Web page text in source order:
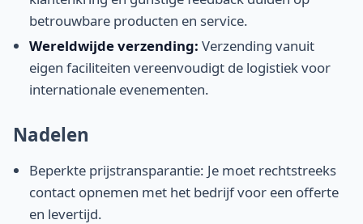
betrouwbare producten en service.
Wereldwijde verzending: Verzending vanuit
eigen faciliteiten vereenvoudigt de logistiek voor
internationale evenementen.
Nadelen
Beperkte prijstransparantie: Je moet rechtstreeks
contact opnemen met het bedrijf voor een offerte
en levertijd.